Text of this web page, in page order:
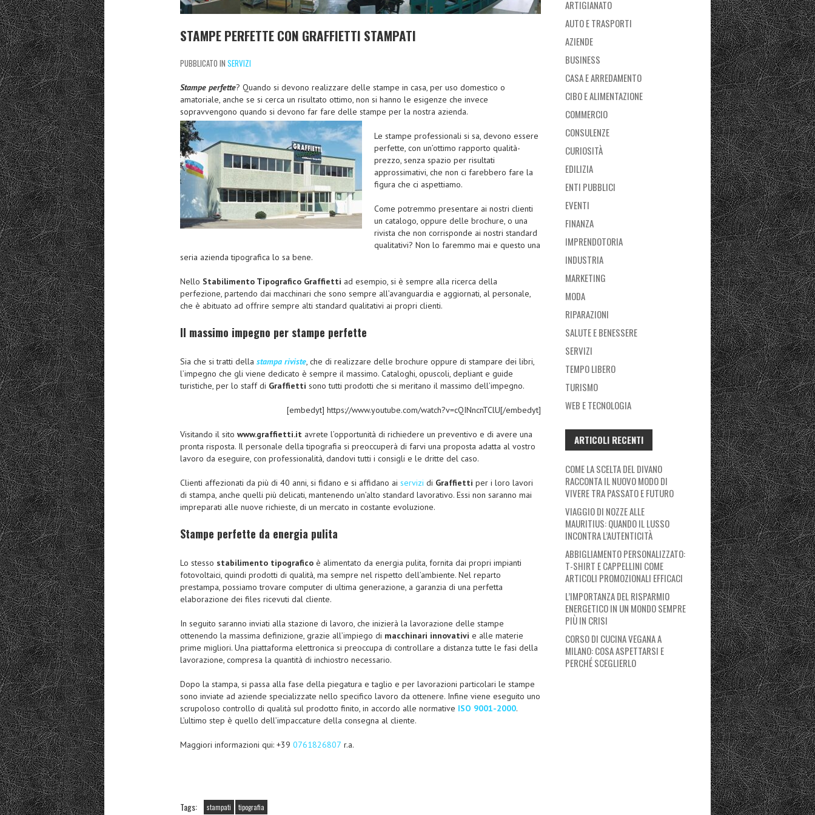
STAMPE PERFETTE CON GRAFFIETTI STAMPATI
PUBBLICATO IN SERVIZI
Stampe perfette? Quando si devono realizzare delle stampe in casa, per uso domestico o
amatoriale, anche se si cerca un risultato ottimo, non si hanno le esigenze che invece
sopravvengono quando si devono far fare delle stampe per la nostra azienda.
Le stampe professionali si sa, devono essere
perfette, con un’ottimo rapporto qualità-
prezzo, senza spazio per risultati
approssimativi, che non ci farebbero fare la
figura che ci aspettiamo.
Come potremmo presentare ai nostri clienti
un catalogo, oppure delle brochure, o una
rivista che non corrisponde ai nostri standard
qualitativi? Non lo faremmo mai e questo una
seria azienda tipografica lo sa bene.
Nello Stabilimento Tipografico Graffietti ad esempio, si è sempre alla ricerca della
perfezione, partendo dai macchinari che sono sempre all’avanguardia e aggiornati, al personale,
che è abituato ad offrire sempre alti standard qualitativi ai propri clienti.
Il massimo impegno per stampe perfette
Sia che si tratti della stampa riviste, che di realizzare delle brochure oppure di stampare dei libri,
l’impegno che gli viene dedicato è sempre il massimo. Cataloghi, opuscoli, depliant e guide
turistiche, per lo staff di Graffietti sono tutti prodotti che si meritano il massimo dell’impegno.
[embedyt] https://www.youtube.com/watch?v=cQINncnTClU[/embedyt]
Visitando il sito www.graffietti.it avrete l’opportunità di richiedere un preventivo e di avere una
pronta risposta. Il personale della tipografia si preoccuperà di farvi una proposta adatta al vostro
lavoro da eseguire, con professionalità, dandovi tutti i consigli e le dritte del caso.
Clienti affezionati da più di 40 anni, si fidano e si affidano ai servizi di Graffietti per i loro lavori
di stampa, anche quelli più delicati, mantenendo un’alto standard lavorativo. Essi non saranno mai
impreparati alle nuove richieste, di un mercato in costante evoluzione.
Stampe perfette da energia pulita
Lo stesso stabilimento tipografico è alimentato da energia pulita, fornita dai propri impianti
fotovoltaici, quindi prodotti di qualità, ma sempre nel rispetto dell’ambiente. Nel reparto
prestampa, possiamo trovare computer di ultima generazione, a garanzia di una perfetta
elaborazione dei files ricevuti dal cliente.
In seguito saranno inviati alla stazione di lavoro, che inizierà la lavorazione delle stampe
ottenendo la massima definizione, grazie all’impiego di macchinari innovativi e alle materie
prime migliori. Una piattaforma elettronica si preoccupa di controllare a distanza tutte le fasi della
lavorazione, compresa la quantità di inchiostro necessario.
Dopo la stampa, si passa alla fase della piegatura e taglio e per lavorazioni particolari le stampe
sono inviate ad aziende specializzate nello specifico lavoro da ottenere. Infine viene eseguito uno
scrupoloso controllo di qualità sul prodotto finito, in accordo alle normative ISO 9001-2000.
L’ultimo step è quello dell’impaccature della consegna al cliente.
Maggiori informazioni qui: +39 0761826807 r.a.
Tags: stampati tipografia
ARTIGIANATO
AUTO E TRASPORTI
AZIENDE
BUSINESS
CASA E ARREDAMENTO
CIBO E ALIMENTAZIONE
COMMERCIO
CONSULENZE
CURIOSITÀ
EDILIZIA
ENTI PUBBLICI
EVENTI
FINANZA
IMPRENDOTORIA
INDUSTRIA
MARKETING
MODA
RIPARAZIONI
SALUTE E BENESSERE
SERVIZI
TEMPO LIBERO
TURISMO
WEB E TECNOLOGIA
ARTICOLI RECENTI
COME LA SCELTA DEL DIVANO
RACCONTA IL NUOVO MODO DI
VIVERE TRA PASSATO E FUTURO
VIAGGIO DI NOZZE ALLE
MAURITIUS: QUANDO IL LUSSO
INCONTRA L’AUTENTICITÀ
ABBIGLIAMENTO PERSONALIZZATO:
T-SHIRT E CAPPELLINI COME
ARTICOLI PROMOZIONALI EFFICACI
L’IMPORTANZA DEL RISPARMIO
ENERGETICO IN UN MONDO SEMPRE
PIÙ IN CRISI
CORSO DI CUCINA VEGANA A
MILANO: COSA ASPETTARSI E
PERCHÉ SCEGLIERLO